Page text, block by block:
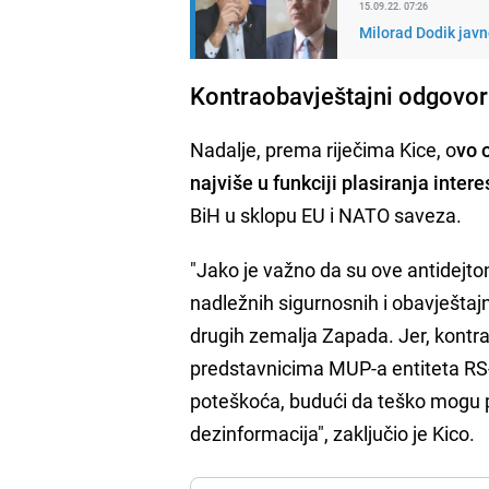
15.09.22. 07:26
Milorad Dodik
Kontraobavještajni odgovor
Nadalje, prema riječima Kice, ovo
najviše u funkciji plasiranja
BiH u sklopu EU i NATO saveza.
"Jako je važno da su ove
nadležnih sigurnosnih i
drugih zemalja Zapada. Jer,
predstavnicima MUP-a entiteta
poteškoća, budući da teško
dezinformacija", zaključio je Kico.